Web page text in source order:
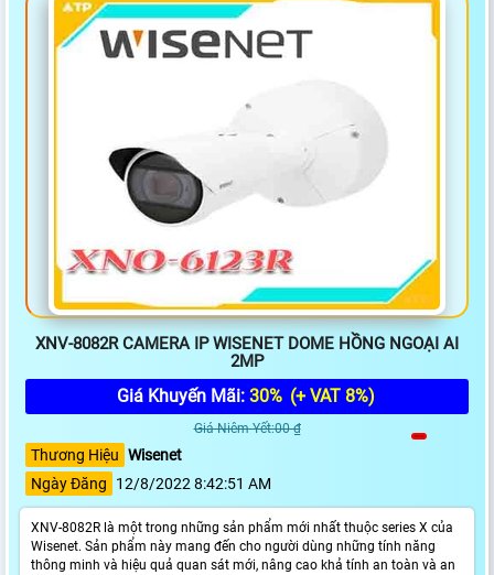
XNV-8082R CAMERA IP WISENET DOME HỒNG NGOẠI AI
2MP
Giá Khuyến Mãi: 30% (+ VAT 8%)
Giá Niêm Yết:00 ₫
Thương Hiệu Wisenet
Ngày Đăng
12/8/2022 8:42:51 AM
XNV-8082R là một trong những sản phẩm mới nhất thuộc series X của
Wisenet. Sản phẩm này mang đến cho người dùng những tính năng
thông minh và hiệu quả quan sát mới, nâng cao khả tính an toàn và an